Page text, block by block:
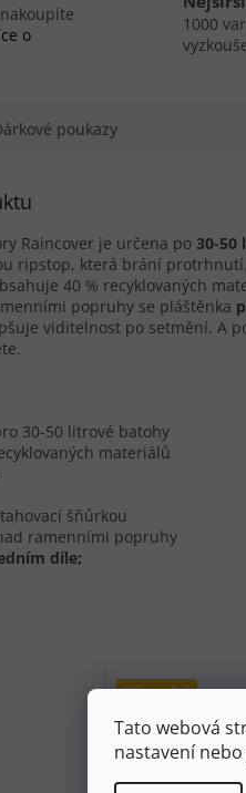
Tato webová
nastavení
o
1000
poukazy
Raincover je určena po 30-50
ripstop, která brání
40 % recyklovaných
popruhy se pláštěnka
viditelnost po setmění. A
30-50 litrové batohy
materiálů
šňůrkou
ramenními popruhy
díle;
Výprodej